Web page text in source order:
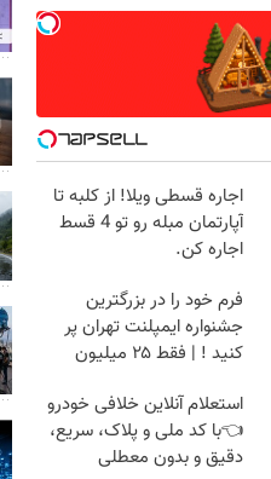
اجاره‌ قسطی ویلا! از کلبه تا
آپارتمان مبله رو تو 4 قسط
اجاره کن.
فرم خود را در بزرگترین
جشنواره ایمپلنت تهران پر
کنید ! | فقط ۲۵ میلیون
استعلام آنلاین خلافی خودرو
👈با کد ملی و پلاک، سریع،
دقیق و بدون معطلی